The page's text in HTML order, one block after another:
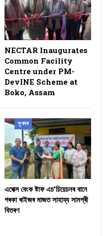
NECTAR Inaugurates
Common Facility
Centre under PM-
DevINE Scheme at
Boko, Assam
সুখবৰ
​এপেক্স বেংক ষ্টাফ এচ’চিয়েচনৰ বানে
গৰকা ৰাইজৰ মাজত সাহায্য সামগ্ৰী
বিতৰণ ​